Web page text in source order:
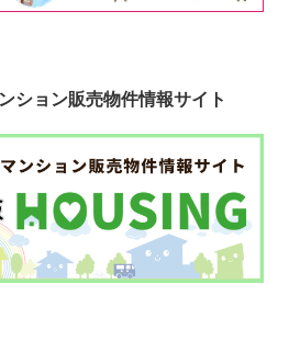
ション販売物件情報サイト